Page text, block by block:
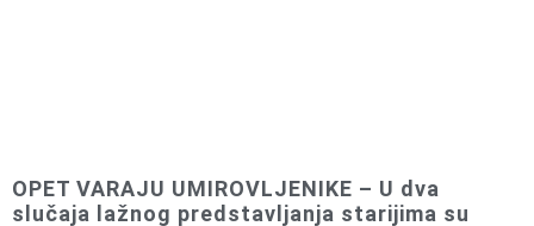
OPET VARAJU UMIROVLJENIKE – U dva
slučaja lažnog predstavljanja starijima su